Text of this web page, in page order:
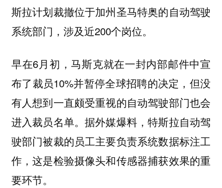
斯拉计划裁撤位于加州圣马特奥的自动驾驶
系统部门，涉及近200个岗位。
早在6月初，马斯克就在一封内部邮件中宣
布了裁员10%并暂停全球招聘的决定，但没
有人想到一直颇受重视的自动驾驶部门也会
进入裁员名单。据外媒爆料，特斯拉自动驾
驶部门被裁的员工主要负责系统数据标注工
作，这是检验摄像头和传感器捕获效果的重
要环节。